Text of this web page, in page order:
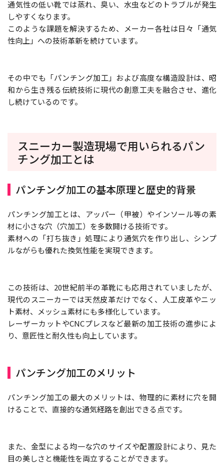
通気性の低い靴では蒸れ、臭い、水虫などのトラブルが発生
しやすくなります。
このような課題を解決するため、メーカー各社は日々「通気
性向上」への技術革新を続けています。
その中でも「パンチング加工」および高度な構造設計は、昭
和から生き残る伝統技術に現代の創意工夫を融合させ、進化
し続けているのです。
スニーカー製造現場で用いられるパン
チング加工とは
パンチング加工の基本原理と歴史的背景
パンチング加工とは、アッパー（甲被）やインソール等の素
材に小さな穴（穴加工）を多数開ける技術です。
素材への「打ち抜き」処理により通気穴を作り出し、シンプ
ルながらも優れた換気性能を実現できます。
この技術は、20世紀前半の革靴にも応用されていましたが、
現代のスニーカーでは天然皮革だけでなく、人工皮革やニッ
ト素材、メッシュ素材にも多様化しています。
レーザーカットやCNCプレスなど最新の加工技術の進歩によ
り、意匠性と耐久性も向上しています。
パンチング加工のメリット
パンチング加工の最大のメリットは、物理的に素材に穴を開
けることで、直接的な通気経路を創出できる点です。
また、金型による均一な穴のサイズや配置設計により、見た
目の美しさと機能性を両立することができます。